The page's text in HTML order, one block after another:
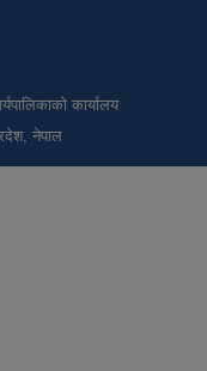
कार्यालय
नेपाल